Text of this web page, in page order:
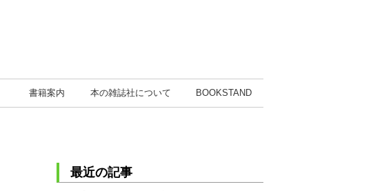
書籍案内 本の雑誌社について BOOKSTAND
最近の記事